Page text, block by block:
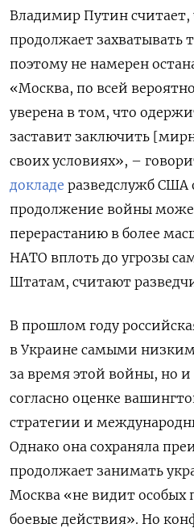
Владимир Путин считает,
продолжает захватывать
поэтому не намерен
«Москва, по всей
уверена в том, что
заставит заключить
своих условиях», –
докладе разведслужб США
продолжение войны
перерастанию в более
НАТО вплоть до угрозы
Штатам, считают
В прошлом году
в Украине самыми
за время этой войны, но и
согласно оценке
стратегии и
Однако она сохраняла
продолжает занимать
Москва «не видит особых
боевые действия». Но